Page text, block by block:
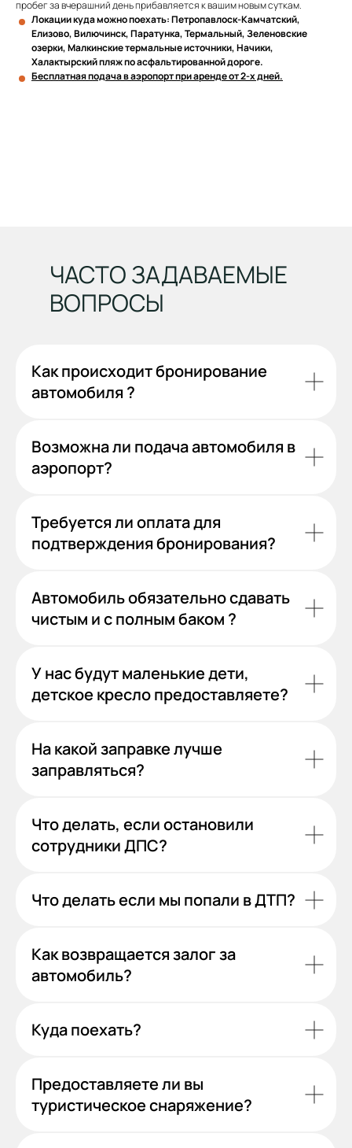
пробег за вчерашний день прибавляется к вашим новым суткам.
Локации куда можно поехать: Петропавлоск-Камчатский,
Елизово, Вилючинск, Паратунка, Термальный, Зеленовские
озерки, Малкинские термальные источники, Начики,
Халактырский пляж по асфальтированной дороге.
Бесплатная подача в аэропорт при аренде от 2-х дней.
ЧАСТО ЗАДАВАЕМЫЕ
ВОПРОСЫ
Как происходит бронирование
автомобиля ?
Возможна ли подача автомобиля в
аэропорт?
Требуется ли оплата для
подтверждения бронирования?
Автомобиль обязательно сдавать
чистым и с полным баком ?
У нас будут маленькие дети,
детское кресло предоставляете?
На какой заправке лучше
заправляться?
Что делать, если остановили
сотрудники ДПС?
Что делать если мы попали в ДТП?
Как возвращается залог за
автомобиль?
Куда поехать?
Предоставляете ли вы
туристическое снаряжение?